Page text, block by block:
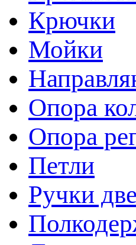
Крючки
Мойки
Опора
Опора
Петли
Ручки